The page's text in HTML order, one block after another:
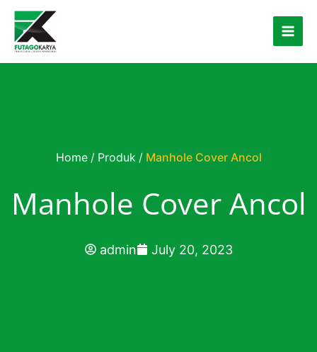
Skip to content
Home / Produk / Manhole Cover Ancol
Manhole Cover Ancol
admin July 20, 2023